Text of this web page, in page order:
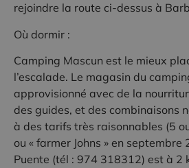
rejoindre la route ci-dessus à
Où dormir :
Camping Mascun est le mieux
l’escalade. Le magasin du
approvisionné avec de la
des guides, et des combinaisons
à des tarifs très raisonnables (5
ou « farmer Johns » en septembre
Puente (tél : 974 318312) est à 2